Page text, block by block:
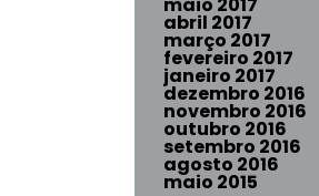
abril 2017
março 2017
fevereiro 2017
janeiro 2017
dezembro 2016
novembro 2016
outubro 2016
setembro 2016
agosto 2016
maio 2015